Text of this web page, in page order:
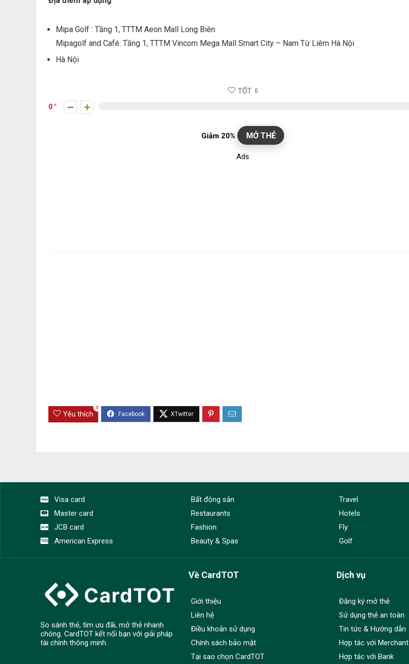
Mipa Golf : Tầng 1, TTTM Aeon Mall Long Biên
Mipagolf and Café: Tầng 1, TTTM Vincom Mega Mall Smart City – Nam Từ Liêm Hà Nội
Hà Nội
TỐT 0
0
Giảm 20% MỞ THẺ
Ads
Yêu thích
0
Visa card
Master card
JCB card
American Express
Bất động sản
Restaurants
Fashion
Beauty & Spas
Travel
Hotels
Fly
Golf
So sánh thẻ, tìm ưu đãi, mở thẻ nhanh
chóng. CardTOT kết nối bạn với giải pháp
tài chính thông minh.
Về CardTOT
Giới thiệu
Liên hệ
Điều khoản sử dụng
Chính sách bảo mật
Tại sao chọn CardTOT
Dịch vụ
Đăng ký mở thẻ
Sử dụng thẻ an toàn
Tin tức & Hướng dẫn
Hợp tác với Merchant
Hợp tác với Bank